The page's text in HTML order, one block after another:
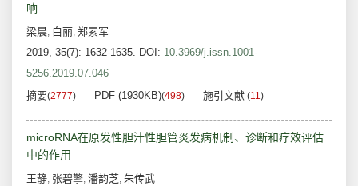
响
梁晨, 白丽, 郑素军
2019, 35(7): 1632-1635. DOI: 10.3969/j.issn.1001-
5256.2019.07.046
摘要(2777) PDF (1930KB)(498) 施引文献 (11)
microRNA在原发性胆汁性胆管炎发病机制、诊断和疗效评估
中的作用
王静, 张碧擎, 潘韵芝, 朱传武